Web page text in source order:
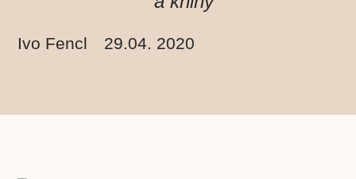
Ivo Fencl 29.04. 2020